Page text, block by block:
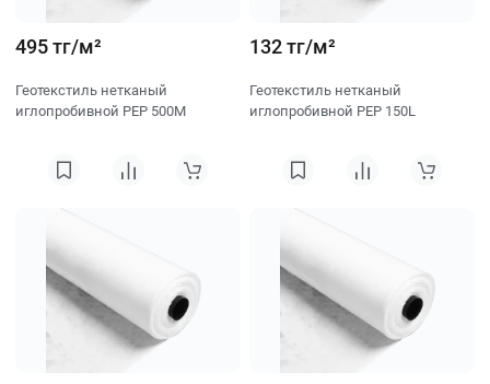
495 тг/м²
Геотекстиль нетканый
иглопробивной PEP 500M
132 тг/м²
Геотекстиль нетканый
иглопробивной PEP 150L